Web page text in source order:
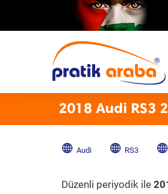
2018 Audi RS3
Audi RS3
Düzenli periyodik ile